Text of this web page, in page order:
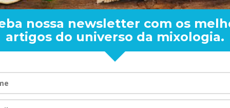
RAND BARTENDER: DE
VISTA PARA O MUNDO
nossa newsletter com os
artigos do universo da mixologia.